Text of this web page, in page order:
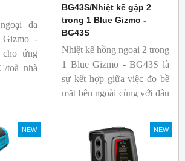
đa
-
ứng
toà nhà
BG43S/Nhiệt kế gập 2
trong 1 Blue Gizmo -
BG43S
Nhiệt kế hồng ngoại 2 trong
1 Blue Gizmo - BG43S là
sự kết hợp giữa việc đo bề
mặt bên ngoài cùng với đầu
Nhiệt kế thích hợp cho
ngành công nghiệp thực
NEW NEW